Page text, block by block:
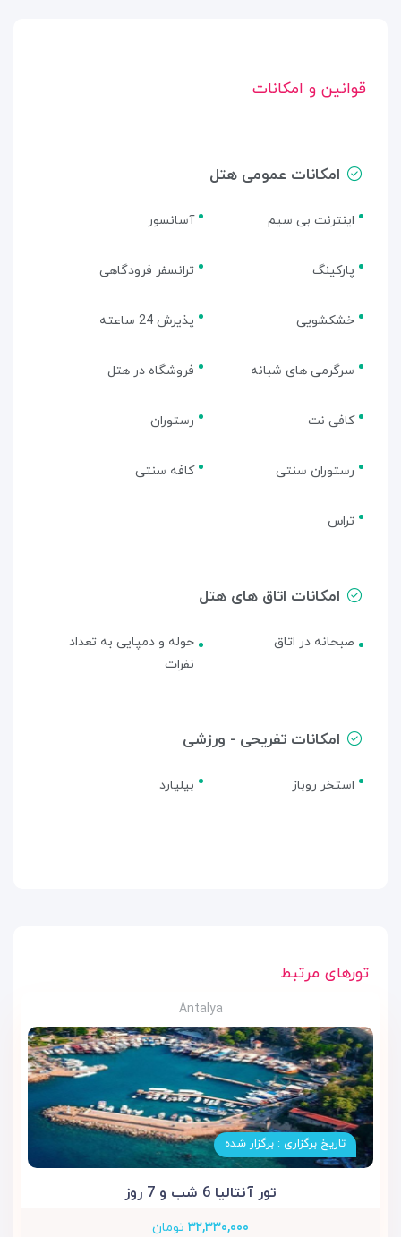
قوانین و امکانات
امکانات عمومی هتل
اینترنت بی سیم آسانسور
پارکینگ ترانسفر فرودگاهی
خشکشویی پذیرش 24 ساعته
سرگرمی های شبانه فروشگاه در هتل
کافی نت رستوران
رستوران سنتی کافه سنتی
تراس
امکانات اتاق های هتل
صبحانه در اتاق
حوله و دمپایی به تعداد
نفرات
امکانات تفریحی - ورزشی
استخر روباز بیلیارد
تورهای مرتبط
Antalya
تاریخ برگزاری : برگزار شده
تور آنتالیا 6 شب و 7 روز
۳۲,۳۳۰,۰۰۰ تومان